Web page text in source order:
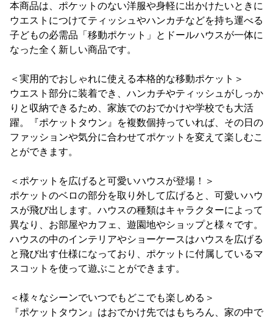
本商品は、ポケットのない洋服や身軽に出かけたいときに
ウエストにつけてティッシュやハンカチなどを持ち運べる
子どもの必需品「移動ポケット」とドールハウスが一体に
なった全く新しい商品です。
＜実用的でおしゃれに使える本格的な移動ポケット＞
ウエスト部分に装着でき、ハンカチやティッシュがしっか
りと収納できるため、家族でのおでかけや学校でも大活
躍。『ポケットタウン』を複数個持っていれば、その日の
ファッションや気分に合わせてポケットを変えて楽しむこ
とができます。
＜ポケットを広げると可愛いハウスが登場！＞
ポケットのベロの部分を取り外して広げると、可愛いハウ
スが飛び出します。ハウスの種類はキャラクターによって
異なり、お部屋やカフェ、遊園地やショップと様々です。
ハウスの中のインテリアやショーケースはハウスを広げる
と飛び出す仕様になっており、ポケットに付属しているマ
スコットを使って遊ぶことができます。
＜様々なシーンでいつでもどこでも楽しめる＞
『ポケットタウン』はおでかけ先ではもちろん、家の中で